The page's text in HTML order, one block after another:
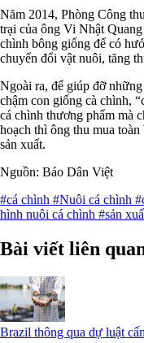
Năm 2014, Phòng Công
trại của ông Vi Nhật
chình bông giống để có
chuyển đổi vật nuôi, tăng
Ngoài ra, để giúp đỡ
chậm con giống cà chình,
cá chình thương phẩm mà
hoạch thì ông thu mua
sản xuất.
Nguồn: Báo Dân Việt
#cá chình #Nuôi cá chình
hình nuôi cá chình #sản
Bài viết liên
Brazil thông qua dự luật